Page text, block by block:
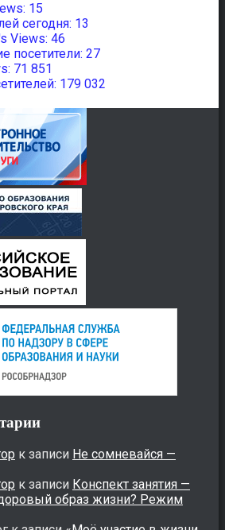
15
сегодня: 13
Views: 46
посетители: 27
71 851
179 032
к записи Не сомневайся —
к записи Конспект занятия —
образ жизни? Режим